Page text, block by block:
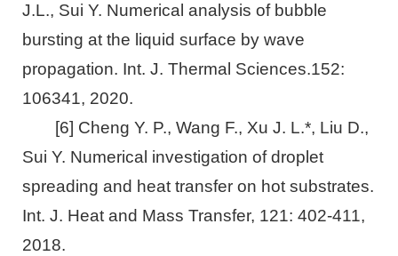
J.L., Sui Y. Numerical analysis of bubble
bursting at the liquid surface by wave
propagation. Int. J. Thermal Sciences.152:
106341, 2020.
[6] Cheng Y. P., Wang F., Xu J. L.*, Liu D.,
Sui Y. Numerical investigation of droplet
spreading and heat transfer on hot substrates.
Int. J. Heat and Mass Transfer, 121: 402-411,
2018.